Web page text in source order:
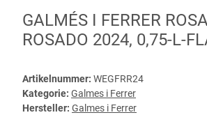
GALMÉS I FERRER
ROSADO 2024, 0,75-L-
Artikelnummer: WEGFRR24
Kategorie: Galmes i Ferrer
Hersteller: Galmes i Ferrer